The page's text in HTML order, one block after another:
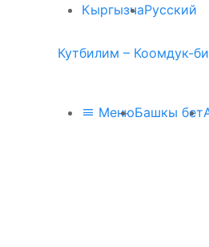
КыргызчаРусский
Кутбилим – Коомдук-
МенюБашкы бет